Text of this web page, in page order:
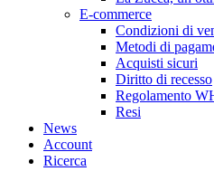
E-commerce
Condizioni di
Metodi di
Acquisti sicuri
Diritto di recesso
Regolamento
Resi
News
Account
Ricerca